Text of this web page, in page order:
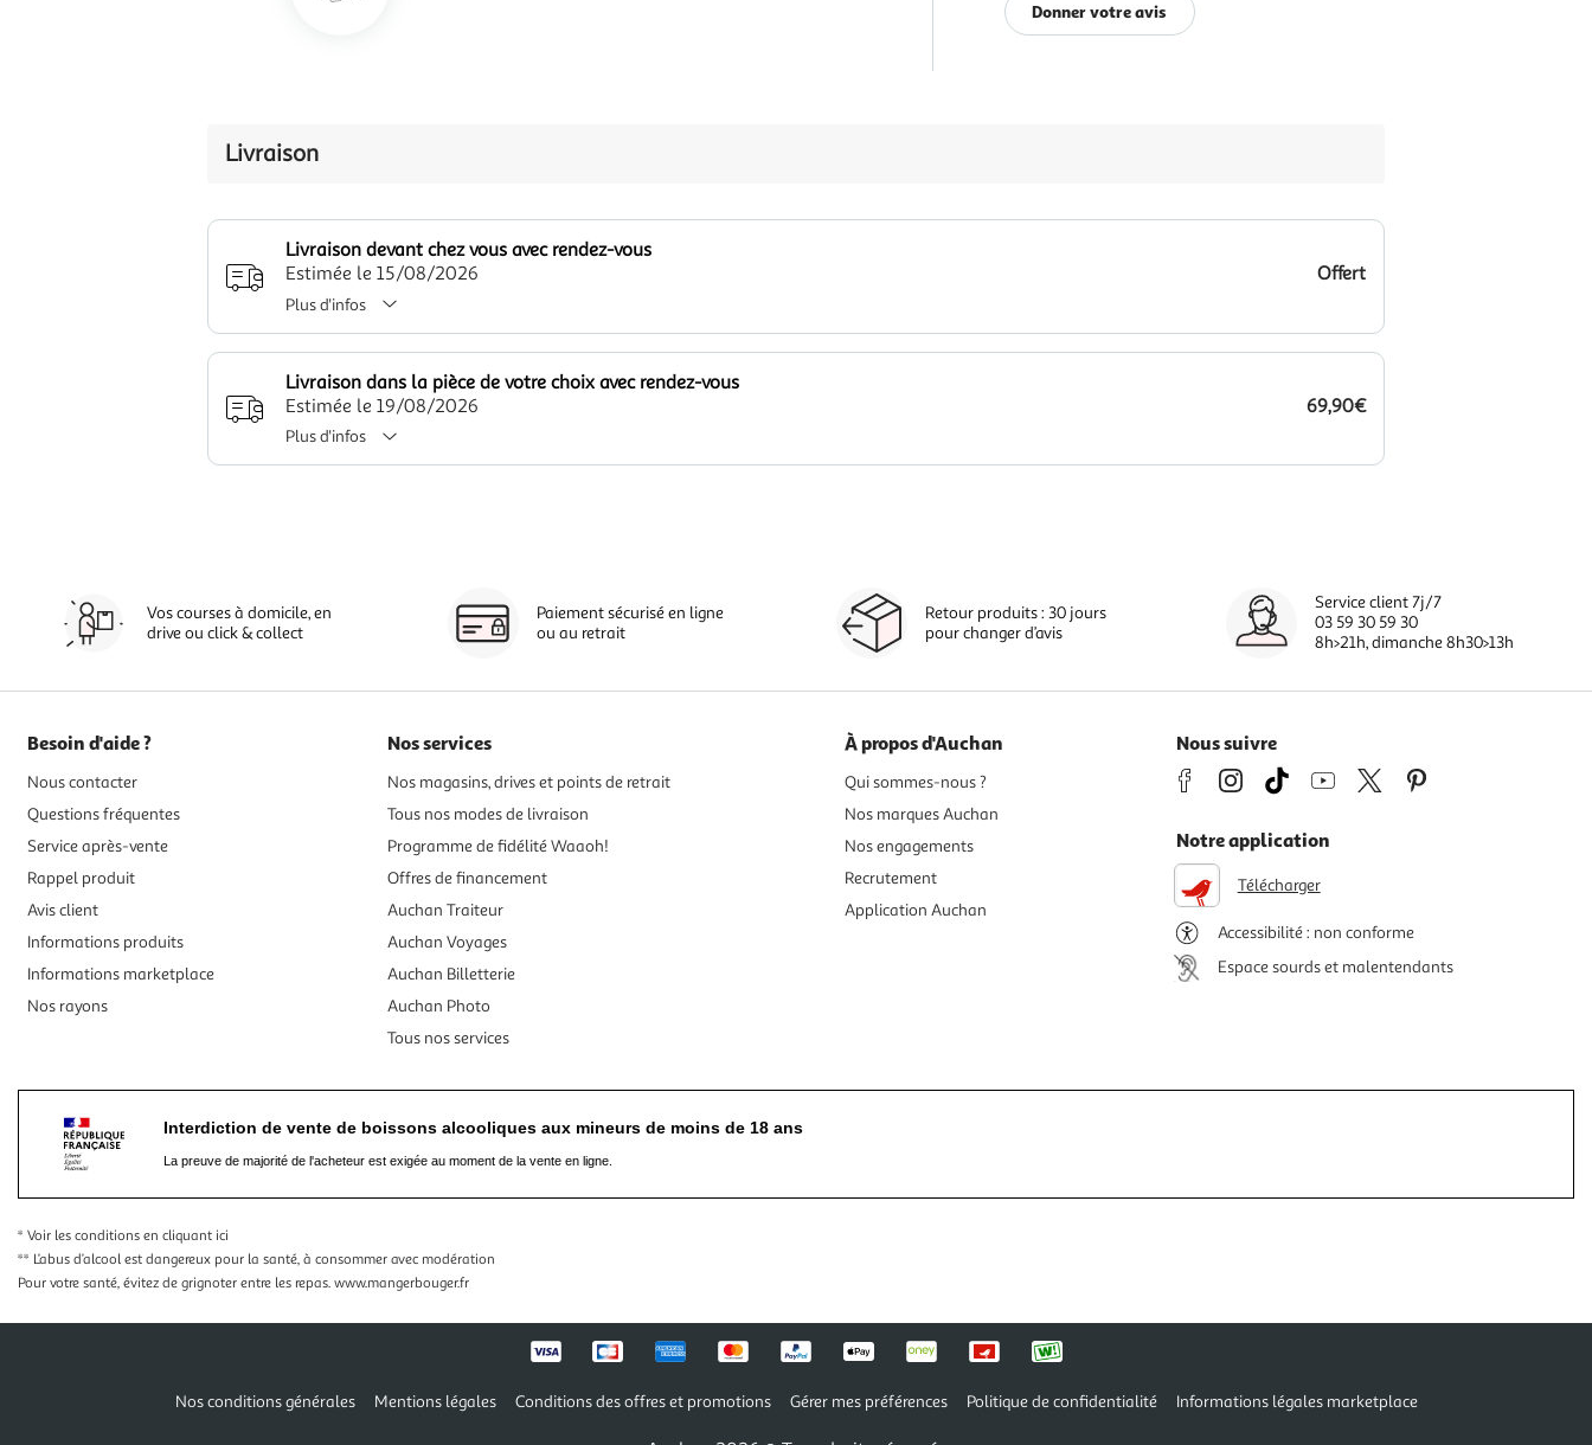
Donner votre avis
Livraison
Livraison devant chez vous avec rendez-vous
Estimée le 15/08/2026
Offert
Plus d'infos
Livraison dans la pièce de votre choix avec rendez-vous
Estimée le 19/08/2026
69,90€
Plus d'infos
Vos courses à domicile, en
drive ou click & collect
Paiement sécurisé en ligne
ou au retrait
Retour produits : 30 jours
pour changer d’avis
Service client 7j/7
03 59 30 59 30
8h>21h, dimanche 8h30>13h
Besoin d'aide ?
Nous contacter
Questions fréquentes
Service après-vente
Rappel produit
Avis client
Informations produits
Informations marketplace
Nos rayons
Nos services
Nos magasins, drives et points de retrait
Tous nos modes de livraison
Programme de fidélité Waaoh!
Offres de financement
Auchan Traiteur
Auchan Voyages
Auchan Billetterie
Auchan Photo
Tous nos services
À propos d'Auchan
Qui sommes-nous ?
Nos marques Auchan
Nos engagements
Recrutement
Application Auchan
Nous suivre
Notre application
Télécharger
Accessibilité : non conforme
Espace sourds et malentendants
Interdiction de vente de boissons alcooliques aux mineurs de moins de 18 ans
La preuve de majorité de l'acheteur est exigée au moment de la vente en ligne.
* Voir les conditions en cliquant ici
** L’abus d’alcool est dangereux pour la santé, à consommer avec modération
Pour votre santé, évitez de grignoter entre les repas. www.mangerbouger.fr
Nos conditions générales Mentions légales Conditions des offres et promotions Gérer mes préférences Politique de confidentialité Informations légales marketplace